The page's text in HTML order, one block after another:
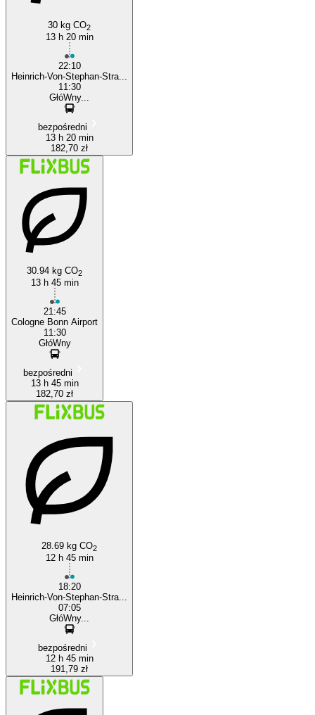
30 kg CO2
13 h 20 min
22:10
Heinrich-Von-Stephan-Stra...
11:30
GłóWny...
bezpośredni
13 h 20 min
182,70 zł
30.94 kg CO2
13 h 45 min
21:45
Cologne Bonn Airport
11:30
GłóWny
bezpośredni
13 h 45 min
182,70 zł
28.69 kg CO2
12 h 45 min
18:20
Heinrich-Von-Stephan-Stra...
07:05
GłóWny...
bezpośredni
12 h 45 min
191,79 zł